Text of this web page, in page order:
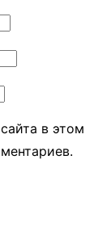
в этом